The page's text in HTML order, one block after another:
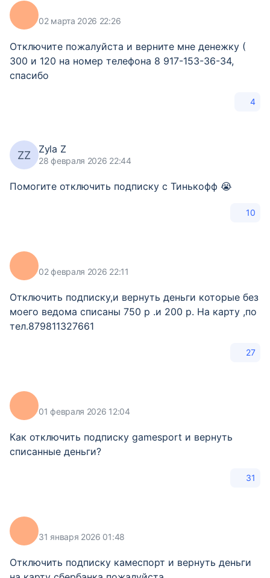
02 марта 2026 22:26
Отключите пожалуйста и верните мне денежку (
300 и 120 на номер телефона 8 917-153-36-34,
спасибо
4
ZZ Zyla Z
28 февраля 2026 22:44
Помогите отключить подписку с Тинькофф 😭
10
02 февраля 2026 22:11
Отключить подписку,и вернуть деньги которые без
моего ведома списаны 750 р .и 200 р. На карту ,по
тел.879811327661
27
01 февраля 2026 12:04
Как отключить подписку gamesport и вернуть
списанные деньги?
31
31 января 2026 01:48
Отключить подписку камеспорт и вернуть деньги